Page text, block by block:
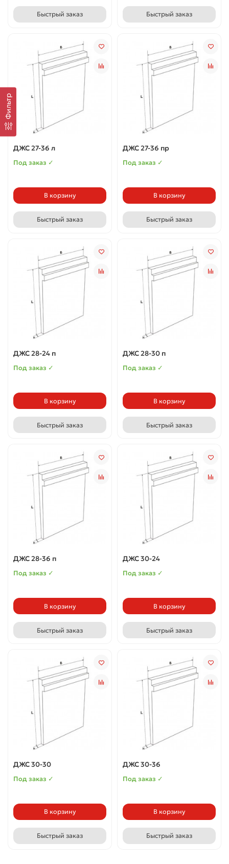
Фильтр
Быстрый заказ Быстрый заказ
ДЖС 27-36 л
Под заказ ✓
В корзину
Быстрый заказ
ДЖС 27-36 пр
Под заказ ✓
В корзину
Быстрый заказ
ДЖС 28-24 п
Под заказ ✓
В корзину
Быстрый заказ
ДЖС 28-30 п
Под заказ ✓
В корзину
Быстрый заказ
ДЖС 28-36 п
Под заказ ✓
В корзину
Быстрый заказ
ДЖС 30-24
Под заказ ✓
В корзину
Быстрый заказ
ДЖС 30-30
Под заказ ✓
В корзину
Быстрый заказ
ДЖС 30-36
Под заказ ✓
В корзину
Быстрый заказ